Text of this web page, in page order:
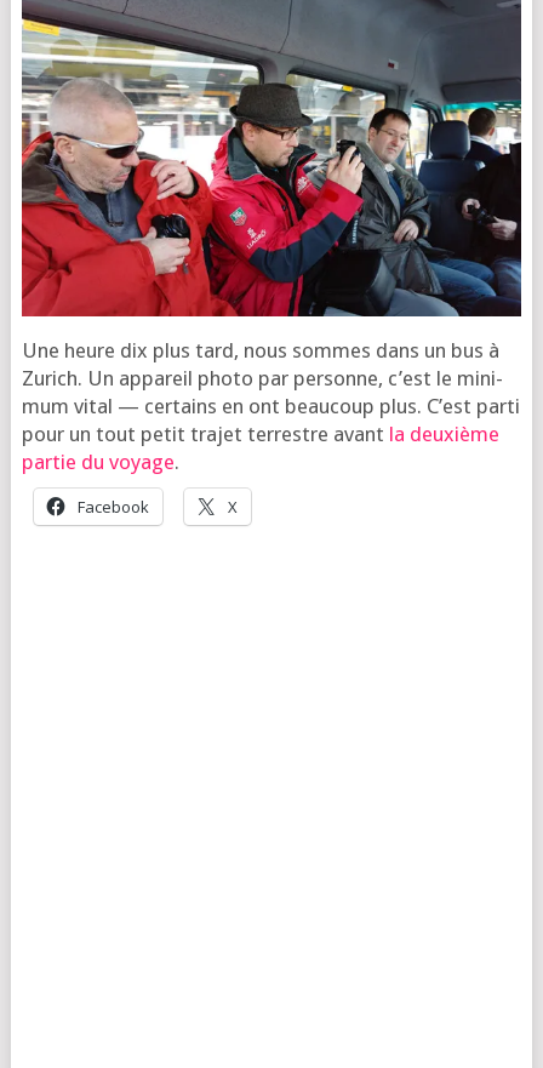
Une heure dix plus tard, nous sommes dans un bus à
Zurich. Un appa­reil pho­to par per­sonne, c’est le mini­
mum vital — cer­tains en ont beau­coup plus. C’est par­ti
pour un tout petit tra­jet ter­restre avant la deuxième
par­tie du voyage.
Face­book X